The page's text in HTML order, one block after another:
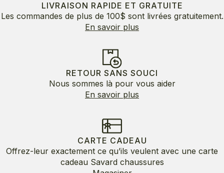
LIVRAISON RAPIDE ET GRATUITE
Les commandes de plus de 100$ sont livrées gratuitement.
En savoir plus
RETOUR SANS SOUCI
Nous sommes là pour vous aider
En savoir plus
CARTE CADEAU
Offrez-leur exactement ce qu’ils veulent avec une carte
cadeau Savard chaussures